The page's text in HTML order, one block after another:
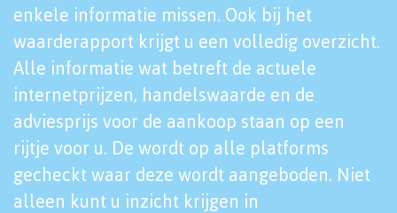
enkele informatie missen. Ook bij het
waarderapport krijgt u een volledig overzicht.
Alle informatie wat betreft de actuele
internetprijzen, handelswaarde en de
adviesprijs voor de aankoop staan op een
rijtje voor u. De wordt op alle platforms
gecheckt waar deze wordt aangeboden. Niet
alleen kunt u inzicht krijgen in